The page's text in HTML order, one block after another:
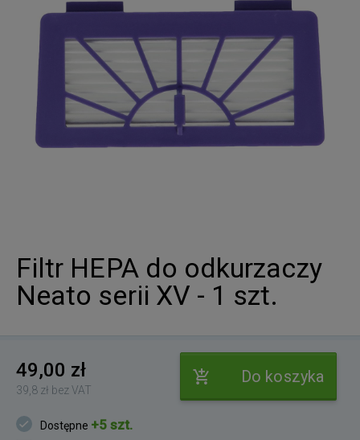
Filtr HEPA do odkurzaczy
Neato serii XV - 1 szt.
49,00 zł
39,8 zł bez VAT
Do koszyka
Dostępne +5 szt.